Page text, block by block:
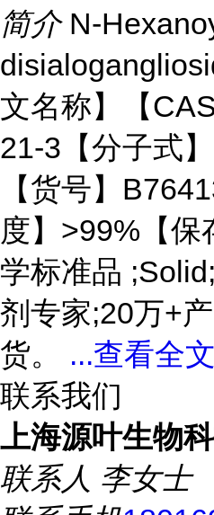
简介 N-
文名称】【
21-3【分子式】
【货号】
度】>99%【
学标准品
剂专家;20万+
货。 ...查看全
联系我们
上海源叶生物
联系人 李女士